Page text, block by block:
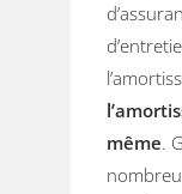
même.